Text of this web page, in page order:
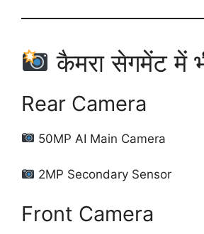
कैमरा सेगमेंट में
Rear Camera
50MP AI Main Camera
2MP Secondary Sensor
Front Camera